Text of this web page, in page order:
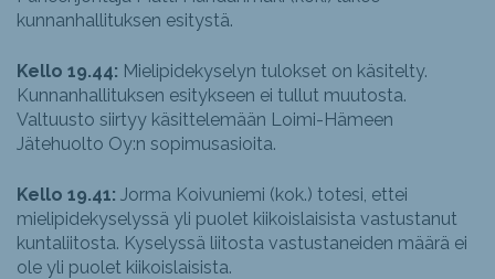
kunnanhallituksen esitystä.
Kello 19.44: Mielipidekyselyn tulokset on käsitelty.
Kunnanhallituksen esitykseen ei tullut muutosta.
Valtuusto siirtyy käsittelemään Loimi-Hämeen
Jätehuolto Oy:n sopimusasioita.
Kello 19.41: Jorma Koivuniemi (kok.) totesi, ettei
mielipidekyselyssä yli puolet kiikoislaisista vastustanut
kuntaliitosta. Kyselyssä liitosta vastustaneiden määrä ei
ole yli puolet kiikoislaisista.